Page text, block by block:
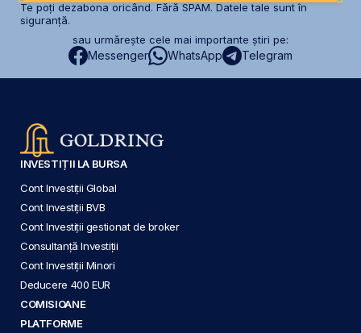
Te poți dezabona oricând. Fără SPAM. Datele tale sunt în
siguranță.
sau urmărește cele mai importante știri pe:
Messenger WhatsApp Telegram
INVESTIȚII LA BURSA
Cont Investiții Global
Cont Investiții BVB
Cont Investiții gestionat de broker
Consultanță Investiții
Cont Investiții Minori
Deducere 400 EUR
COMISIOANE
PLATFORME